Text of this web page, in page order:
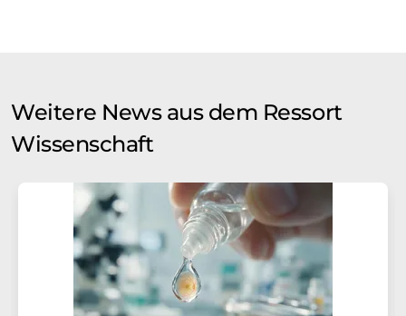
Weitere News aus dem Ressort
Wissenschaft